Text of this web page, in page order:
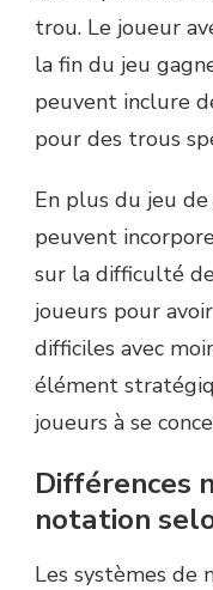
trou. Le joueur
la fin du jeu
peuvent inclure
pour des trous
En plus du jeu de
peuvent
sur la difficulté
joueurs pour
difficiles avec
élément
joueurs à se
Différences
notation
Les systèmes